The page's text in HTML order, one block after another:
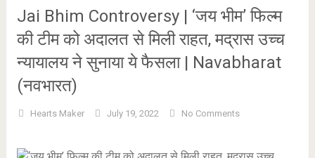
Jai Bhim Controversy | ‘जय भीम’ फिल्म
की टीम को अदालत से मिली राहत, मद्रास उच्च
न्यायालय ने सुनाया ये फैसला | Navabharat
(नवभारत)
Hearts Maker July 19, 2022 No Comments